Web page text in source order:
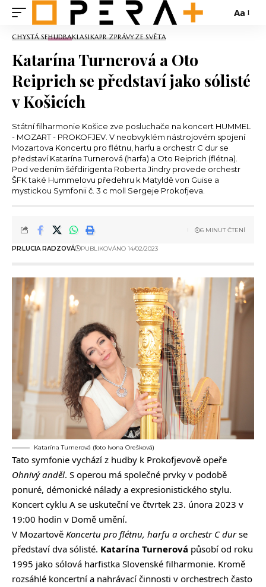
Aa
CHYSTÁ SEHUDBAKLASIKAPR ZPRÁVYZE SVĚTA
Katarína Turnerová a Oto
Reiprich se představí jako sólisté
v Košicích
Státní filharmonie Košice zve posluchače na koncert HUMMEL
- MOZART - PROKOFJEV. V neobvyklém nástrojovém spojení
Mozartova Koncertu pro flétnu, harfu a orchestr C dur se
představí Katarína Turnerová (harfa) a Oto Reiprich (flétna).
Pod vedením šéfdirigenta Roberta Jindry provede orchestr
ŠFK také Hummelovu předehru k Matyldě von Guise a
mystickou Symfonii č. 3 c moll Sergeje Prokofjeva.
PRLUCIA RADZOVÁ PUBLIKOVÁNO 14/02/2023
6 MINUT ČTENÍ
Katarína Turnerová (foto Ivona Orešková)
Tato symfonie vychází z hudby k Prokofjevově opeře
Ohnivý anděl. S operou má společné prvky v podobě
ponuré, démonické nálady a expresionistického stylu.
Koncert cyklu A se uskuteční ve čtvrtek 23. února 2023 v
19:00 hodin v Domě umění.
V Mozartově Koncertu pro flétnu, harfu a orchestr C durse
představí dva sólisté. Katarína Turnerová působí od roku
1995 jako sólová harfistka Slovenské filharmonie. Kromě
rozsáhlé koncertní a nahrávací činnosti v orchestrech často